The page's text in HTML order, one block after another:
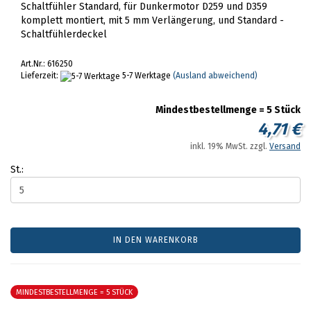
Schaltfühler Standard, für Dunkermotor D259 und D359
komplett montiert, mit 5 mm Verlängerung, und Standard -
Schaltfühlerdeckel
Art.Nr.: 616250
Lieferzeit:
5-7 Werktage (Ausland abweichend)
Mindestbestellmenge = 5 Stück
4,71 €
inkl. 19% MwSt. zzgl. Versand
St.:
IN DEN WARENKORB
MINDESTBESTELLMENGE = 5 STÜCK